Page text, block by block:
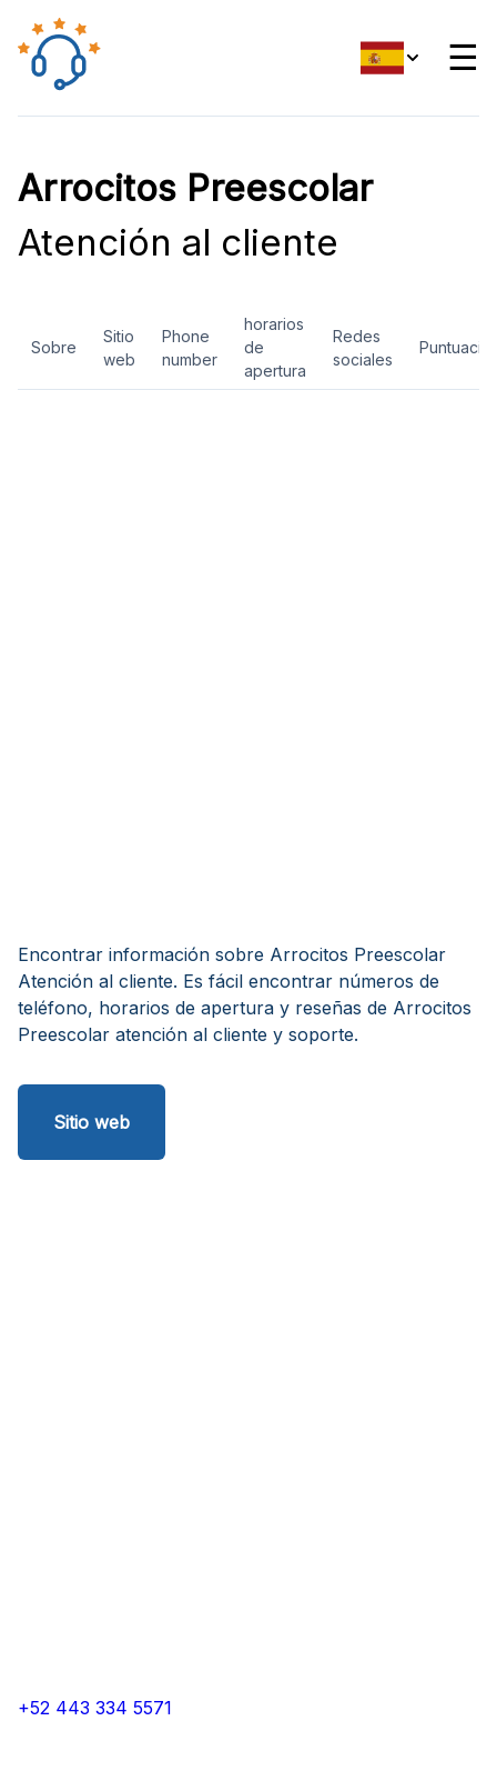
☰
Arrocitos Preescolar
Atención al cliente
Sobre
Sitio
web
Phone
number
horarios
de
apertura
Redes
sociales
Encontrar información sobre Arrocitos Preescolar
Atención al cliente. Es fácil encontrar números de
teléfono, horarios de apertura y reseñas de Arrocitos
Preescolar atención al cliente y soporte.
Sitio web
+52 443 334 5571